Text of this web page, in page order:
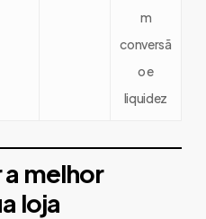
m
conversã
o e
liquidez
melhor
loja